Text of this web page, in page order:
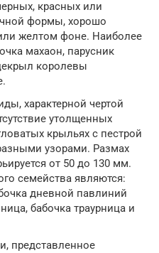
красных или
формы, хорошо
желтом фоне. Наиболее
махаон, парусник
королевы
характерной чертой
утолщенных
крыльях с пестрой
узорами. Размах
от 50 до 130 мм.
семейства являются:
дневной павлиний
бабочка траурница и
представленное